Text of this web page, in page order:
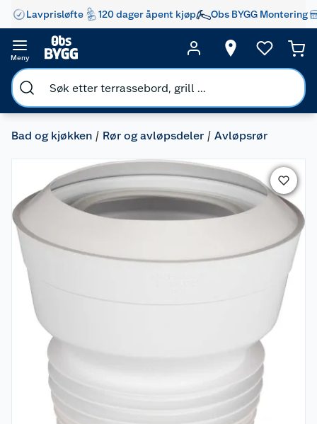
Lavprisløfte 120 dager åpent kjøp Obs BYGG Montering
Meny
Bad og kjøkken Rør og avløpsdeler Avløpsrør